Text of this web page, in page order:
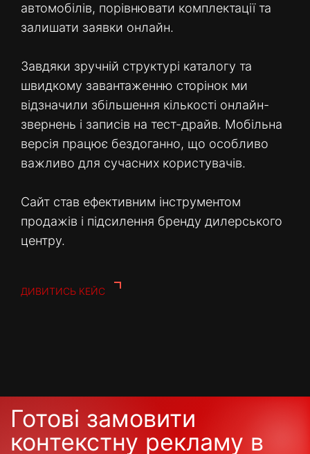
автомобілів, порівнювати комплектації та
залишати заявки онлайн.
Завдяки зручній структурі каталогу та
швидкому завантаженню сторінок ми
відзначили збільшення кількості онлайн-
звернень і записів на тест-драйв. Мобільна
версія працює бездоганно, що особливо
важливо для сучасних користувачів.
Сайт став ефективним інструментом
продажів і підсилення бренду дилерського
центру.
ДИВИТИСЬ КЕЙС
Готові замовити
контекстну рекламу в